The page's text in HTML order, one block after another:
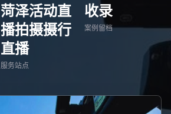
菏泽活动直
播拍摄摄行
直播
服务站点
收录
案例留档